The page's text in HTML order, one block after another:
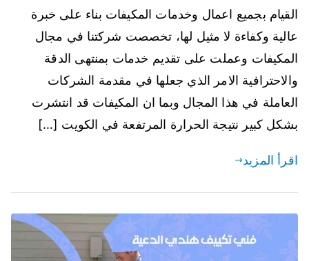
القيام بجميع اعمال وخدمات المكيفات بناء على خبرة
عالية وكفاءة لا مثيل لها، تخصصت شركتنا في مجال
المكيفات وعملت على تقديم خدمات بمنتهى الدقة
والاحترافية الامر الذي جعلها في مقدمة الشركات
العاملة في هذا المجال وبما ان المكيفات قد انتشرت
بشكل كبير نتيجة الحرارة المرتفعة في الكويت […]
اقرأ المزيد